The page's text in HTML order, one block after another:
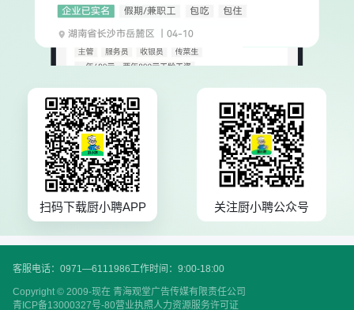
扫码下载厨小聘APP 关注厨小聘公众号
客服电话：0971—6111986工作时间：9:00-18:00
Copyright © 2009-现在 青海观堂广告传媒有限责任公司
青ICP备13000327号-80营业执照人力资源服务许可证